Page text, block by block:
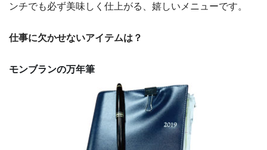
ンチでも必ず美味しく仕上がる、嬉しいメニューです。
仕事に欠かせないアイテムは？
モンブランの万年筆